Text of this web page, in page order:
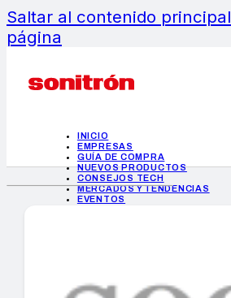
Saltar al contenido principal
página
INICIO
EMPRESAS
GUÍA DE COMPRA
NUEVOS PRODUCTOS
CONSEJOS TECH
MERCADOS Y TENDENCIAS
EVENTOS